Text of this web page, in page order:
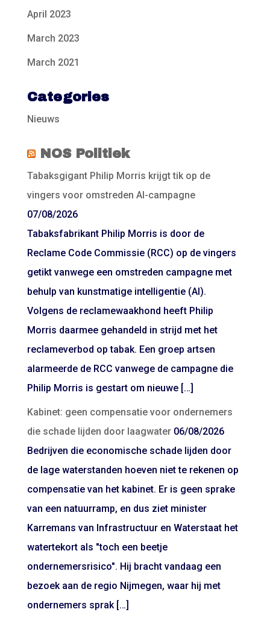
April 2023
March 2023
March 2021
Categories
Nieuws
NOS Politiek
Tabaksgigant Philip Morris krijgt tik op de
vingers voor omstreden AI-campagne
07/08/2026
Tabaksfabrikant Philip Morris is door de
Reclame Code Commissie (RCC) op de vingers
getikt vanwege een omstreden campagne met
behulp van kunstmatige intelligentie (AI).
Volgens de reclamewaakhond heeft Philip
Morris daarmee gehandeld in strijd met het
reclameverbod op tabak. Een groep artsen
alarmeerde de RCC vanwege de campagne die
Philip Morris is gestart om nieuwe […]
Kabinet: geen compensatie voor ondernemers
die schade lijden door laagwater 06/08/2026
Bedrijven die economische schade lijden door
de lage waterstanden hoeven niet te rekenen op
compensatie van het kabinet. Er is geen sprake
van een natuurramp, en dus ziet minister
Karremans van Infrastructuur en Waterstaat het
watertekort als "toch een beetje
ondernemersrisico". Hij bracht vandaag een
bezoek aan de regio Nijmegen, waar hij met
ondernemers sprak […]